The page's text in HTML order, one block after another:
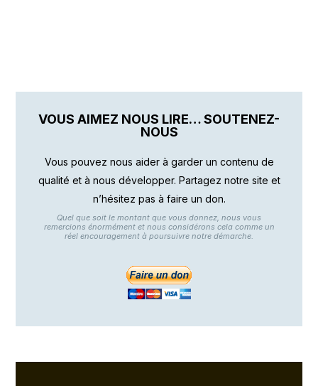
VOUS AIMEZ NOUS LIRE… SOUTENEZ-
NOUS
Vous pouvez nous aider à garder un contenu de
qualité et à nous développer. Partagez notre site et
n’hésitez pas à faire un don.
Quel que soit le montant que vous donnez, nous vous
remercions énormément et nous considérons cela comme un
réel encouragement à poursuivre notre démarche.